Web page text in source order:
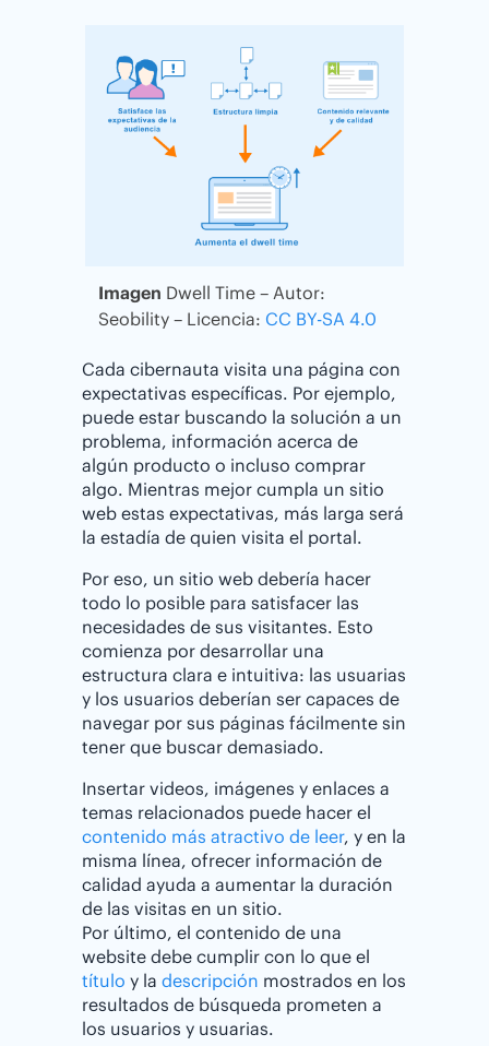
Imagen Dwell Time – Autor:
Seobility – Licencia: CC BY-SA 4.0
Cada cibernauta visita una página con
expectativas específicas. Por ejemplo,
puede estar buscando la solución a un
problema, información acerca de
algún producto o incluso comprar
algo. Mientras mejor cumpla un sitio
web estas expectativas, más larga será
la estadía de quien visita el portal.
Por eso, un sitio web debería hacer
todo lo posible para satisfacer las
necesidades de sus visitantes. Esto
comienza por desarrollar una
estructura clara e intuitiva: las usuarias
y los usuarios deberían ser capaces de
navegar por sus páginas fácilmente sin
tener que buscar demasiado.
Insertar videos, imágenes y enlaces a
temas relacionados puede hacer el
contenido más atractivo de leer, y en la
misma línea, ofrecer información de
calidad ayuda a aumentar la duración
de las visitas en un sitio.
Por último, el contenido de una
website debe cumplir con lo que el
título y la descripción mostrados en los
resultados de búsqueda prometen a
los usuarios y usuarias.